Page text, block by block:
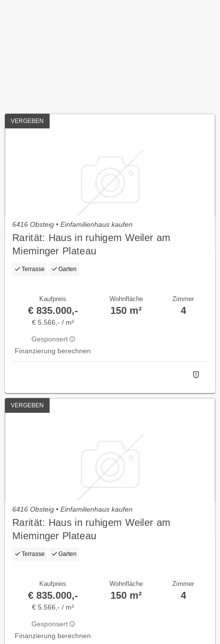
VERGEBEN
6416 Obsteig • Einfamilienhaus kaufen
Rarität: Haus in ruhigem Weiler am
Mieminger Plateau
Terrasse Garten
Kaufpreis
€ 835.000,-
€ 5.566,- / m²
Gesponsert
Finanzierung berechnen
Wohnfläche
150 m²
Zimmer
4
VERGEBEN
6416 Obsteig • Einfamilienhaus kaufen
Rarität: Haus in ruhigem Weiler am
Mieminger Plateau
Terrasse Garten
Kaufpreis
€ 835.000,-
€ 5.566,- / m²
Gesponsert
Finanzierung berechnen
Wohnfläche
150 m²
Zimmer
4